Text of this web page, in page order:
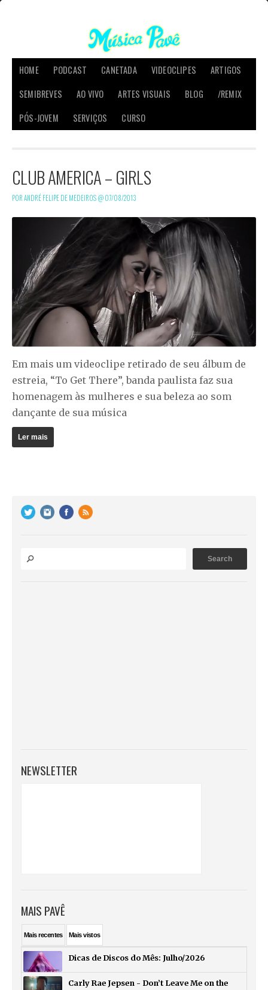
HOME PODCAST CANETADA VIDEOCLIPES
ARTIGOS
SEMIBREVES
AO VIVO ARTES VISUAIS BLOG
/REMIX
PÓS-JOVEM
SERVIÇOS CURSO
CLUB AMERICA – GIRLS
POR ANDRÉ FELIPE DE MEDEIROS @07/08/2013
Em mais um videoclipe retirado de seu álbum de
estreia, “To Get There”, banda paulista faz sua
homenagem às mulheres e sua beleza ao som
dançante de sua música
Ler mais
NEWSLETTER
MAIS PAVÊ
Maisrecentes Maisvistos
Dicas de Discos do Mês: Julho/2026
Carly Rae Jepsen - Don’t Leave Me on the